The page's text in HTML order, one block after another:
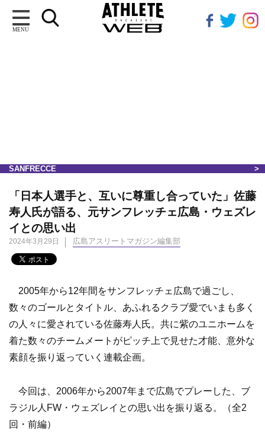
MENU
SANFRECCE
「日本人選手と、互いに尊重し合っていた」佐藤
寿人氏が語る、元サンフレッチェ広島・ウェズレ
イとの思い出
2024年3月29日 広島アスリートマガジン編集部
2005年から12年間をサンフレッチェ広島で過ごし、
数々のゴールとタイトル、あふれるクラブ愛でいまも多く
の人々に愛されている佐藤寿人氏。共に紫のユニホームを
着た数々のチームメートがピッチ上で見せた才能、意外な
素顔を振り返っていく連載企画。
今回は、2006年から2007年まで広島でプレーした、ブ
ラジル人FW・ウェズレイとの思い出を振り返る。（全2
回・前編）